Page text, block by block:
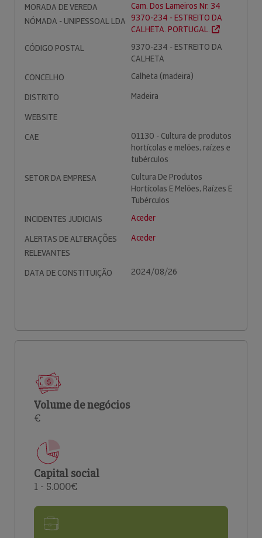
MORADA DE VEREDA
NÓMADA - UNIPESSOAL LDA
Cam. Dos Lameiros Nr. 34
9370-234 - ESTREITO DA
CALHETA. PORTUGAL.
CÓDIGO POSTAL
9370-234 - ESTREITO DA
CALHETA
CONCELHO
Calheta (madeira)
DISTRITO
Madeira
WEBSITE
CAE
01130 - Cultura de produtos
hortícolas e melões, raízes e
tubérculos
SETOR DA EMPRESA
Cultura De Produtos
Hortícolas E Melões, Raízes E
Tubérculos
INCIDENTES JUDICIAIS
Aceder
ALERTAS DE ALTERAÇÕES
RELEVANTES
Aceder
DATA DE CONSTITUIÇÃO 2024/08/26
Volume de negócios
€
Capital social
1 - 5.000€